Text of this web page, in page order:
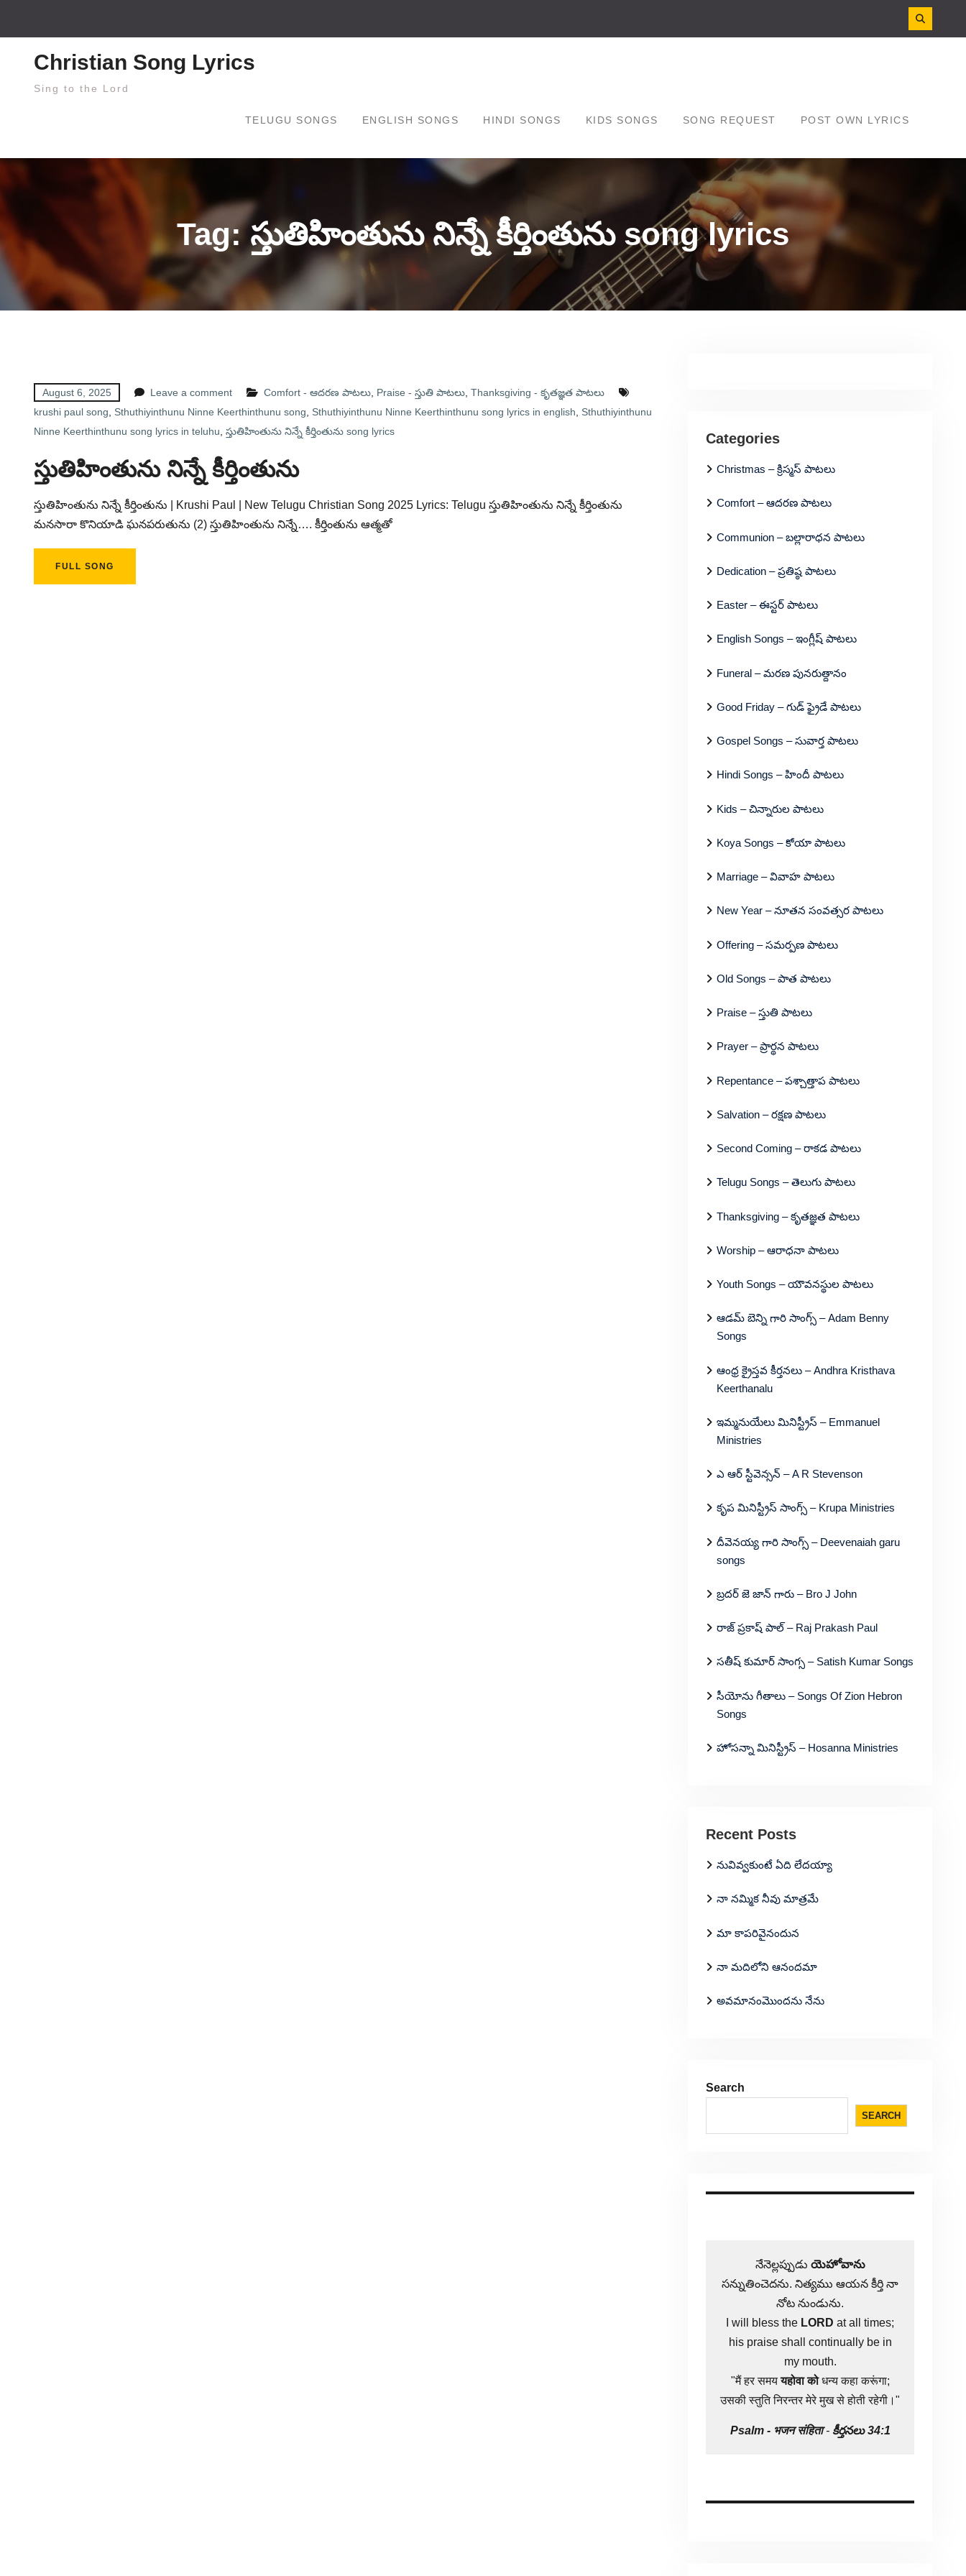
Christian Song Lyrics
Sing to the Lord
TELUGU SONGS ENGLISH SONGS HINDI SONGS KIDS SONGS SONG REQUEST POST OWN LYRICS
Tag: స్తుతిహింతును నిన్నే కీర్తింతును song lyrics
August 6, 2025 Leave a comment Comfort - ఆదరణ పాటలు Praise - స్తుతి పాటలు Thanksgiving - కృతజ్ఞత పాటలు
krushi paul song
Sthuthiyinthunu Ninne Keerthinthunu song Sthuthiyinthunu Ninne Keerthinthunu song lyrics in english
Sthuthiyinthunu
Ninne Keerthinthunu song lyrics in teluhu స్తుతిహింతును నిన్నే కీర్తింతును song lyrics
స్తుతిహింతును నిన్నే కీర్తింతును
స్తుతిహింతును నిన్నే కీర్తింతును | Krushi Paul | New Telugu Christian Song 2025 Lyrics: Telugu స్తుతిహింతును నిన్నే కీర్తింతును
మనసారా కొనియాడి ఘనపరుతును (2) స్తుతిహింతును నిన్నే…. కీర్తింతును ఆత్మతో
FULL SONG
Categories
Christmas – క్రిస్మస్ పాటలు
Comfort – ఆదరణ పాటలు
Communion – బల్లారాధన పాటలు
Dedication – ప్రతిష్ఠ పాటలు
Easter – ఈస్టర్ పాటలు
English Songs – ఇంగ్లీష్ పాటలు
Funeral – మరణ పునరుత్దానం
Good Friday – గుడ్ ఫ్రైడే పాటలు
Gospel Songs – సువార్త పాటలు
Hindi Songs – హిందీ పాటలు
Kids – చిన్నారుల పాటలు
Koya Songs – కోయా పాటలు
Marriage – వివాహ పాటలు
New Year – నూతన సంవత్సర పాటలు
Offering – సమర్పణ పాటలు
Old Songs – పాత పాటలు
Praise – స్తుతి పాటలు
Prayer – ప్రార్థన పాటలు
Repentance – పశ్చాత్తాప పాటలు
Salvation – రక్షణ పాటలు
Second Coming – రాకడ పాటలు
Telugu Songs – తెలుగు పాటలు
Thanksgiving – కృతజ్ఞత పాటలు
Worship – ఆరాధనా పాటలు
Youth Songs – యౌవనస్థుల పాటలు
ఆడమ్ బెన్ని గారి సాంగ్స్ – Adam Benny
Songs
ఆంధ్ర క్రైస్తవ కీర్తనలు – Andhra Kristhava
Keerthanalu
ఇమ్మనుయేలు మినిస్ట్రీస్ – Emmanuel
Ministries
ఎ ఆర్ స్టీవెన్సన్ – A R Stevenson
కృప మినిస్ట్రీస్ సాంగ్స్ – Krupa Ministries
దీవెనయ్య గారి సాంగ్స్ – Deevenaiah garu
songs
బ్రదర్ జె జాన్ గారు – Bro J John
రాజ్ ప్రకాష్ పాల్ – Raj Prakash Paul
సతీష్ కుమార్ సాంగ్స – Satish Kumar Songs
సీయోను గీతాలు – Songs Of Zion Hebron
Songs
హోసన్నా మినిస్ట్రీస్ – Hosanna Ministries
Recent Posts
నువివ్వకుంటే ఏది లేదయ్యా
నా నమ్మిక నీవు మాత్రమే
మా కాపరివైనందున
నా మదిలోని ఆనందమా
అవమానంమొందను నేను
Search
SEARCH
నేనెల్లప్పుడు యెహోవాను
సన్నుతించెదను. నిత్యము ఆయన కీర్తి నా
నోట నుండును.
I will bless the LORD at all times;
his praise shall continually be in
my mouth.
"मैं हर समययहोवा कोधन्य कहा करूंगा;
उसकी स्तुति निरन्तर मेरे मुख से होती रहेगी।"
Psalm - भजन संहिता- కీర్తనలు 34:1